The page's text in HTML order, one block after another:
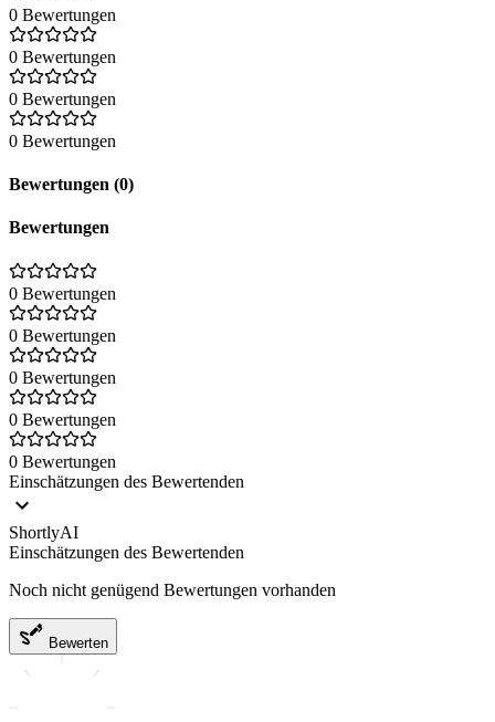
0 Bewertungen
0 Bewertungen
0 Bewertungen
0 Bewertungen
Bewertungen (0)
Bewertungen
0 Bewertungen
0 Bewertungen
0 Bewertungen
0 Bewertungen
0 Bewertungen
Einschätzungen des Bewertenden
ShortlyAI
Einschätzungen des Bewertenden
Noch nicht genügend Bewertungen vorhanden
Bewerten